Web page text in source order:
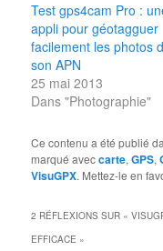
Test gps4cam Pro :
appli pour géotagguer
facilement les photos
son APN
25 mai 2013
Dans "Photographie"
Ce contenu a été publié
marqué aveccarte,GPS,
VisuGPX. Mettez-le en
2 RÉFLEXIONS SUR «
EFFICACE »